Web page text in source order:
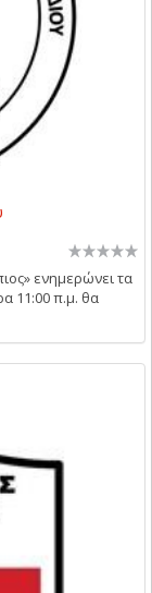
ενημερώνει τα
11:00 π.μ. θα